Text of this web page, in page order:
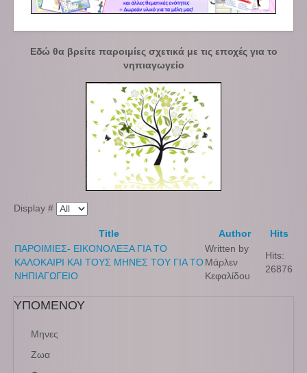
Εδώ θα βρείτε παροιμίες σχετικά με τις εποχές για το
νηπιαγωγείο
Display #
Title Author
Hits
ΠΑΡΟΙΜΙΕΣ- ΕΙΚΟΝΟΛΕΞΑ ΓΙΑ ΤΟ
ΚΑΛΟΚΑΙΡΙ ΚΑΙ ΤΟΥΣ ΜΗΝΕΣ ΤΟΥ ΓΙΑ ΤΟ
ΝΗΠΙΑΓΩΓΕΙΟ
Written by
Μάρλεν
Κεφαλίδου
Hits:
26876
ΥΠΟΜΕΝΟΥ
Μηνες
Ζωα